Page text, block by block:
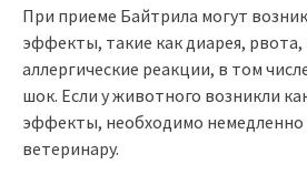
При приеме Байтрила могут
эффекты, такие как диарея,
аллергические реакции, в том
шок. Если у животного возникли
эффекты, необходимо немедленно
ветеринару.